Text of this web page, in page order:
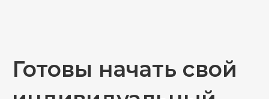
Готовы начать свой